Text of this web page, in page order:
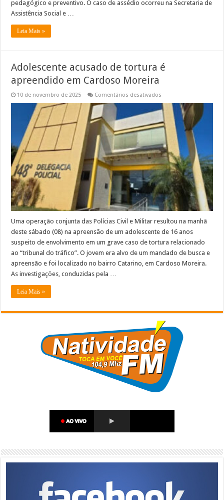
pedagógico e preventivo. O caso de assédio ocorreu na Secretaria de
Assistência Social e …
Leia Mais »
Adolescente acusado de tortura é
apreendido em Cardoso Moreira
10 de novembro de 2025 Comentários desativados
acusado
de
tortura
é
apreendido
em
Cardoso
Moreira
Uma operação conjunta das Polícias Civil e Militar resultou na manhã
deste sábado (08) na apreensão de um adolescente de 16 anos
suspeito de envolvimento em um grave caso de tortura relacionado
ao “tribunal do tráfico”. O jovem era alvo de um mandado de busca e
apreensão e foi localizado no bairro Catarino, em Cardoso Moreira.
As investigações, conduzidas pela …
Leia Mais »